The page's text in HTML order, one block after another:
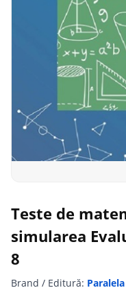
Teste de
simularea
8
Brand / Editură: